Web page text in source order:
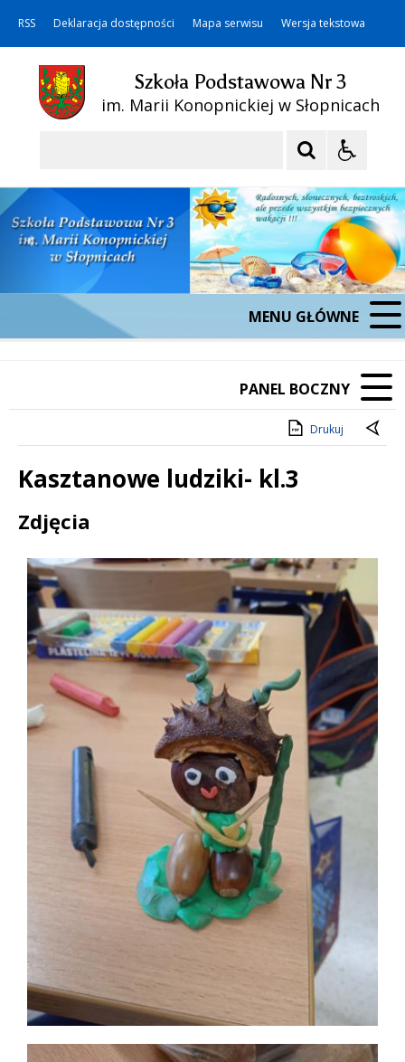
RSS Deklaracja dostępności Mapa serwisu Wersja tekstowa
Szkoła Podstawowa Nr 3
im. Marii Konopnickiej w Słopnicach
MENU GŁÓWNE
PANEL BOCZNY
Drukuj
Kasztanowe ludziki- kl.3
Treść
Zdjęcia